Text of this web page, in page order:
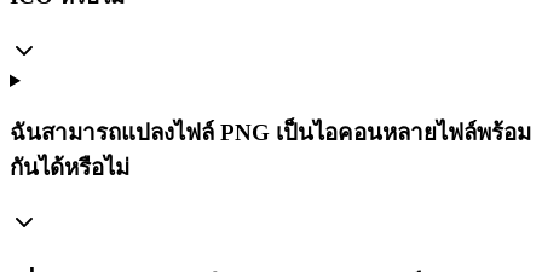
ฉันสามารถแปลงไฟล์ PNG เป็นไอคอนหลายไฟล์พร้อม
กันได้หรือไม่